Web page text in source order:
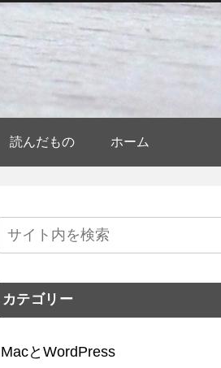
読んだもの ホーム
カテゴリー
MacとWordPress